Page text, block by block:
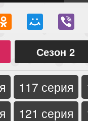
Сезон 2
117 серия
121 серия